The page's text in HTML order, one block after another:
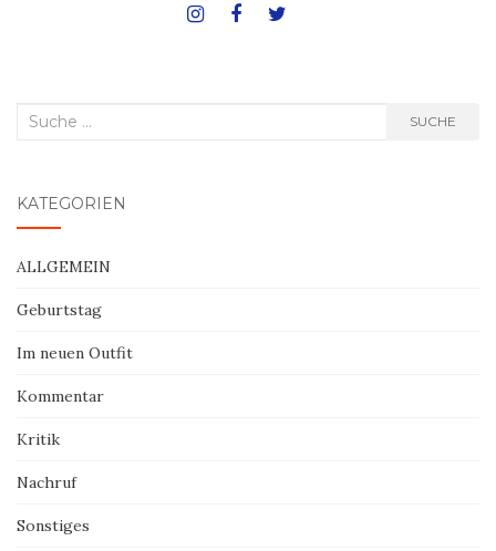
Suche
SUCHE
KATEGORIEN
ALLGEMEIN
Geburtstag
Im neuen Outfit
Kommentar
Kritik
Nachruf
Sonstiges